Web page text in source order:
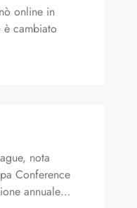
online in
cambiato
nota
Conference
annuale…